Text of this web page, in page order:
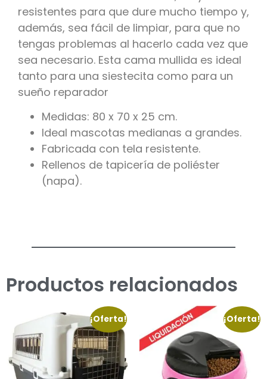
resistentes para que dure mucho tiempo y,
además, sea fácil de limpiar, para que no
tengas problemas al hacerlo cada vez que
sea necesario. Esta cama mullida es ideal
tanto para una siestecita como para un
sueño reparador
Medidas: 80 x 70 x 25 cm.
Ideal mascotas medianas a grandes.
Fabricada con tela resistente.
Rellenos de tapicería de poliéster
(napa).
Productos relacionados
¡Oferta! ¡Oferta!